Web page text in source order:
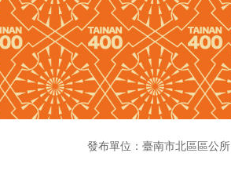
發布單位：臺南市北區區公所